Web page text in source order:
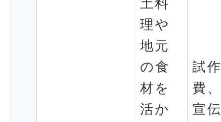
土料
理や
地元
の食
材を
活か
試
費
宣